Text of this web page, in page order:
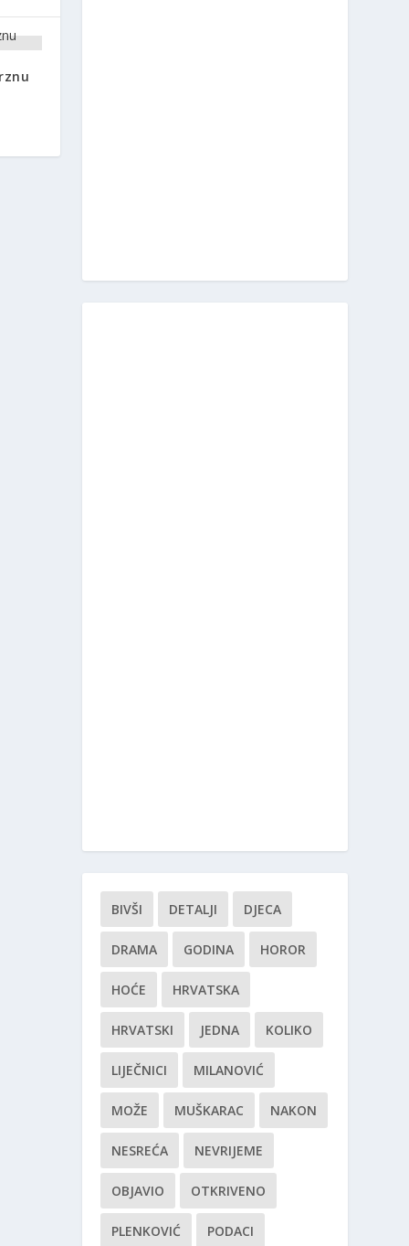
BIVŠI DETALJI DJECA
DRAMA GODINA HOROR
HOĆE HRVATSKA
HRVATSKI JEDNA KOLIKO
LIJEČNICI MILANOVIĆ
MOŽE MUŠKARAC NAKON
NESREĆA NEVRIJEME
OBJAVIO OTKRIVENO
PLENKOVIĆ PODACI